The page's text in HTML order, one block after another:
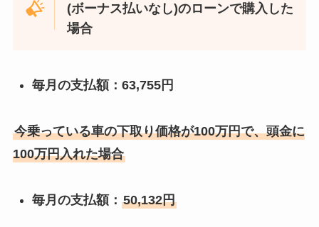
(ボーナス払いなし)のローンで購入した
場合
毎月の支払額：63,755円
今乗っている車の下取り価格が100万円で、頭金に
100万円入れた場合
毎月の支払額： 50,132円